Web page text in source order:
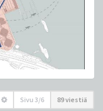
Sivu 3/6 89 viestiä